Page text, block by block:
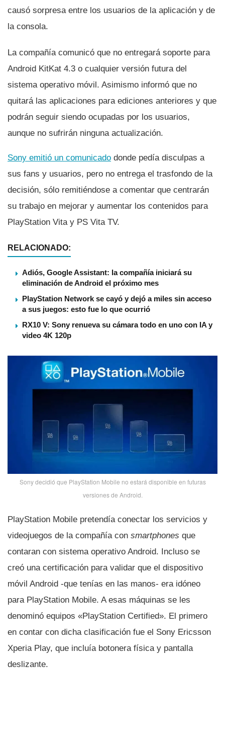
causó sorpresa entre los usuarios de la aplicación y de
la consola.
La compañí­a comunicó que no entregará soporte para
Android KitKat 4.3 o cualquier versión futura del
sistema operativo móvil. Asimismo informó que no
quitará las aplicaciones para ediciones anteriores y que
podrán seguir siendo ocupadas por los usuarios,
aunque no sufrirán ninguna actualización.
Sony emitió un comunicado donde pedí­a disculpas a
sus fans y usuarios, pero no entrega el trasfondo de la
decisión, sólo remitiéndose a comentar que centrarán
su trabajo en mejorar y aumentar los contenidos para
PlayStation Vita y PS Vita TV.
RELACIONADO:
Adiós, Google Assistant: la compañía iniciará su
eliminación de Android el próximo mes
PlayStation Network se cayó y dejó a miles sin acceso
a sus juegos: esto fue lo que ocurrió
RX10 V: Sony renueva su cámara todo en uno con IA y
video 4K 120p
Sony decidió que PlayStation Mobile no estará disponible en futuras
versiones de Android.
PlayStation Mobile pretendí­a conectar los servicios y
videojuegos de la compañí­a con smartphones que
contaran con sistema operativo Android. Incluso se
creó una certificación para validar que el dispositivo
móvil Android -que tení­as en las manos- era idóneo
para PlayStation Mobile. A esas máquinas se les
denominó equipos «PlayStation Certified». El primero
en contar con dicha clasificación fue el Sony Ericsson
Xperia Play, que incluí­a botonera fí­sica y pantalla
deslizante.